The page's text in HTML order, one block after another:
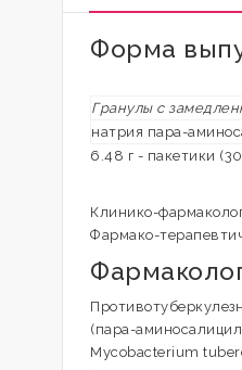
Форма
Гранулы с
натрия пара-
6.48 г - пакетики
Клинико-
Фармако-
(пара-
Mycobacterium